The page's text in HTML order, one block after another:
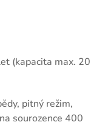
(kapacita max. 20
pitný režim,
sourozence 400